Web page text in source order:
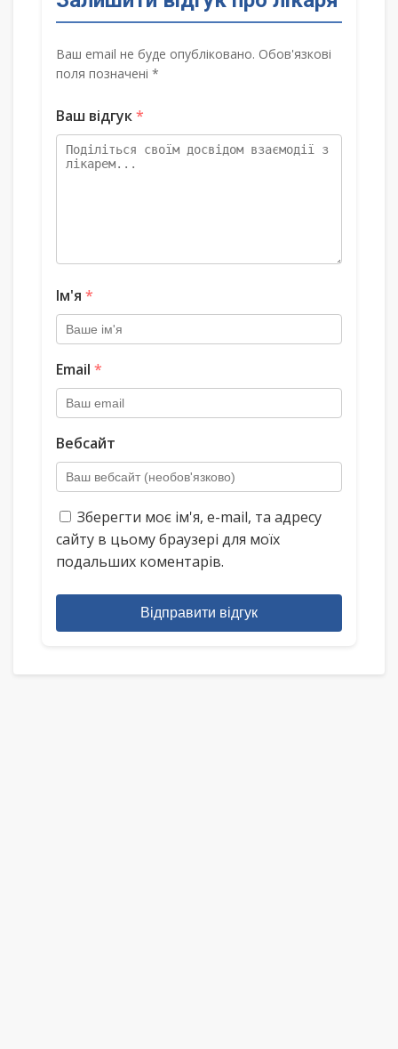
Ваш email не буде опубліковано. Обов'язкові
поля позначені *
Ваш відгук*
Ім'я *
Email *
Вебсайт
Зберегти моє ім'я, e-mail, та адресу
сайту в цьому браузері для моїх
подальших коментарів.
Відправити відгук